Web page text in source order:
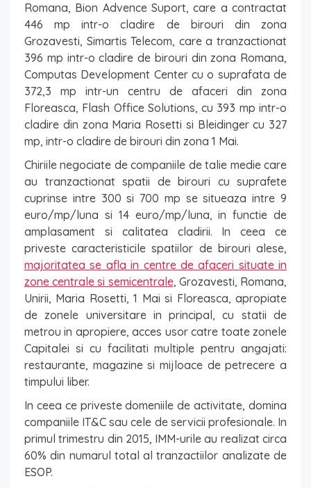
Romana, Bion Advence Suport, care a contractat
446 mp intr-o cladire de birouri din zona
Grozavesti, Simartis Telecom, care a tranzactionat
396 mp intr-o cladire de birouri din zona Romana,
Computas Development Center cu o suprafata de
372,3 mp intr-un centru de afaceri din zona
Floreasca, Flash Office Solutions, cu 393 mp intr-o
cladire din zona Maria Rosetti si Bleidinger cu 327
mp, intr-o cladire de birouri din zona 1 Mai.
Chiriile negociate de companiile de talie medie care
au tranzactionat spatii de birouri cu suprafete
cuprinse intre 300 si 700 mp se situeaza intre 9
euro/mp/luna si 14 euro/mp/luna, in functie de
amplasament si calitatea cladirii. In ceea ce
priveste caracteristicile spatiilor de birouri alese,
majoritatea se afla in centre de afaceri situate in
zone centrale si semicentrale, Grozavesti, Romana,
Unirii, Maria Rosetti, 1 Mai si Floreasca, apropiate
de zonele universitare in principal, cu statii de
metrou in apropiere, acces usor catre toate zonele
Capitalei si cu facilitati multiple pentru angajati:
restaurante, magazine si mijloace de petrecere a
timpului liber.
In ceea ce priveste domeniile de activitate, domina
companiile IT&C sau cele de servicii profesionale. In
primul trimestru din 2015, IMM-urile au realizat circa
60% din numarul total al tranzactiilor analizate de
ESOP.